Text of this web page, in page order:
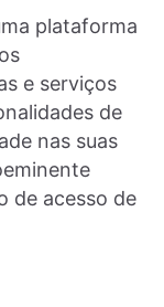
plataforma
e serviços
de
nas suas
de acesso de